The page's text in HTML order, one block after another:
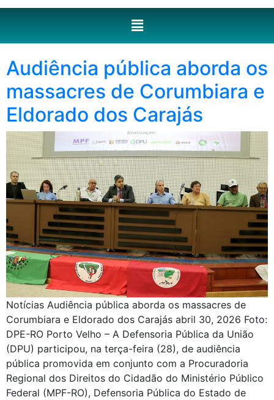
Audiência pública aborda os
massacres de Corumbiara e
Eldorado dos Carajás
Notícias Audiência pública aborda os massacres de
Corumbiara e Eldorado dos Carajás abril 30, 2026 Foto:
DPE-RO Porto Velho – A Defensoria Pública da União
(DPU) participou, na terça-feira (28), de audiência
pública promovida em conjunto com a Procuradoria
Regional dos Direitos do Cidadão do Ministério Público
Federal (MPF-RO), Defensoria Pública do Estado de